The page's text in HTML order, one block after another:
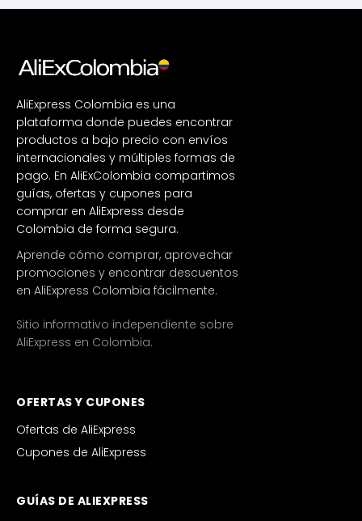
AliExpress Colombia es una
plataforma donde puedes encontrar
productos a bajo precio con envíos
internacionales y múltiples formas de
pago. En AliExColombia compartimos
guías, ofertas y cupones para
comprar en AliExpress desde
Colombia de forma segura.
Aprende cómo comprar, aprovechar
promociones y encontrar descuentos
en AliExpress Colombia fácilmente.
Sitio informativo independiente sobre
AliExpress en Colombia.
OFERTAS Y CUPONES
Ofertas de AliExpress
Cupones de AliExpress
GUÍAS DE ALIEXPRESS